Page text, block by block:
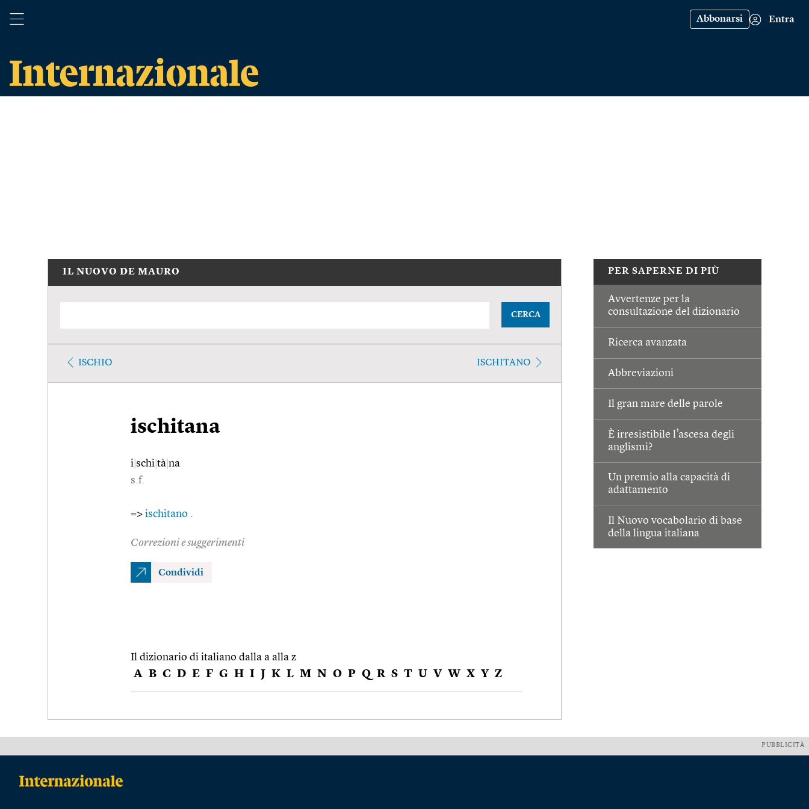
Abbonarsi Entra
PER SAPERNE DI PIÙ
Avvertenze per la
consultazione del dizionario
Ricerca avanzata
Abbreviazioni
Il gran mare delle parole
È irresistibile l’ascesa degli
anglismi?
Un premio alla capacità di
adattamento
Il Nuovo vocabolario di base
della lingua italiana
IL NUOVO DE MAURO
CERCA
ISCHIO ISCHITANO
ischitana
i schi tà na
s.f.
=> ischitano .
Correzioni e suggerimenti
Condividi
Il dizionario di italiano dalla a alla z
A B C D E F G H I J K L M N O P Q R S T U V W X Y Z
PUBBLICITÀ